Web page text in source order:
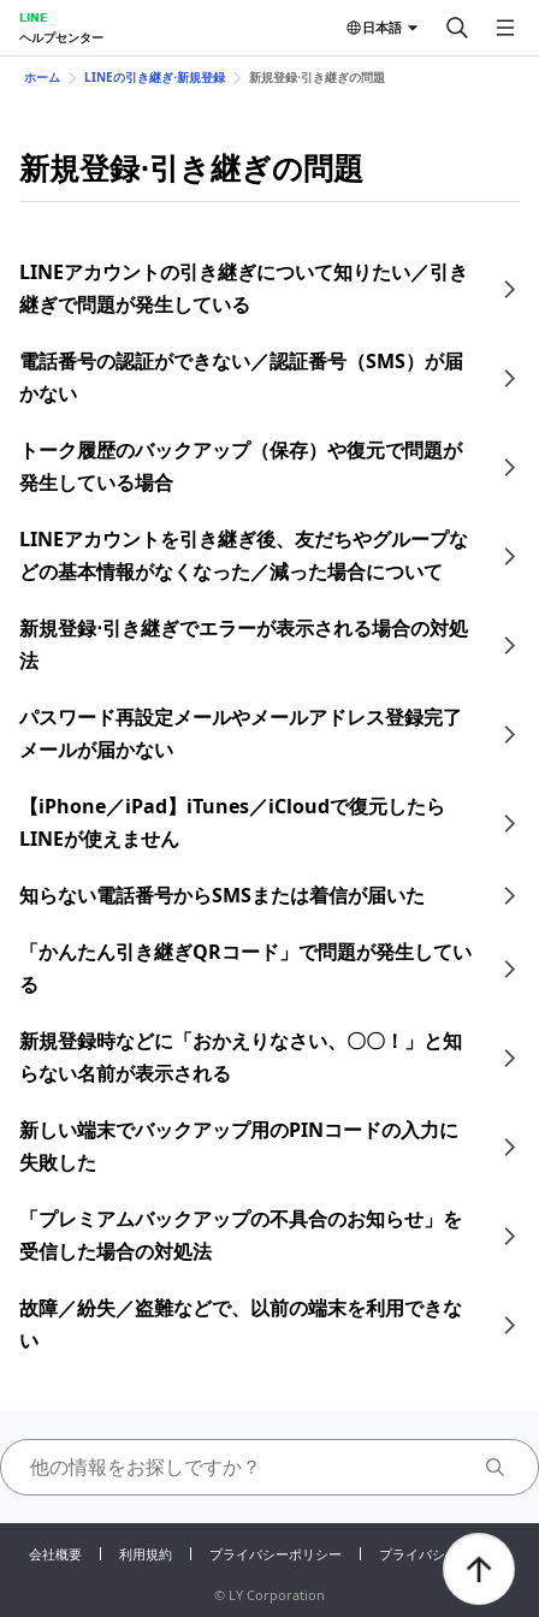
LINE
ヘルプセンター
日本語
ホーム LINEの引き継ぎ⋅新規登録 新規登録⋅引き継ぎの問題
新規登録⋅引き継ぎの問題
LINEアカウントの引き継ぎについて知りたい／引き
継ぎで問題が発生している
電話番号の認証ができない／認証番号（SMS）が届
かない
トーク履歴のバックアップ（保存）や復元で問題が
発生している場合
LINEアカウントを引き継ぎ後、友だちやグループな
どの基本情報がなくなった／減った場合について
新規登録⋅引き継ぎでエラーが表示される場合の対処
法
パスワード再設定メールやメールアドレス登録完了
メールが届かない
【iPhone／iPad】iTunes／iCloudで復元したら
LINEが使えません
知らない電話番号からSMSまたは着信が届いた
「かんたん引き継ぎQRコード」で問題が発生してい
る
新規登録時などに「おかえりなさい、〇〇！」と知
らない名前が表示される
新しい端末でバックアップ用のPINコードの入力に
失敗した
「プレミアムバックアップの不具合のお知らせ」を
受信した場合の対処法
故障／紛失／盗難などで、以前の端末を利用できな
い
会社概要 利用規約 プライバシーポリシー プライバシーセンター
© LY Corporation